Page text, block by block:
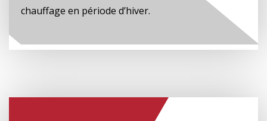
chauffage en période d’hiver.